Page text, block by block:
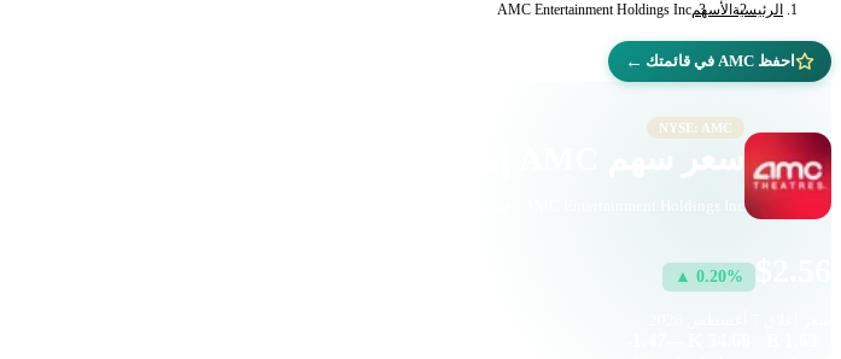
الرئيسية الأسهمAMC Entertainment Holdings Inc
احفظ AMC في قائمتك ←
NYSE: AMC
AMC Entertainment Holdings Inc · خدمات الاتصالات · بورصة نيويورك
▲ 0.20%